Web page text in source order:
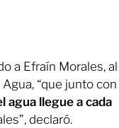
a Efraín Morales, al
“que junto con
agua llegue a cada
declaró.